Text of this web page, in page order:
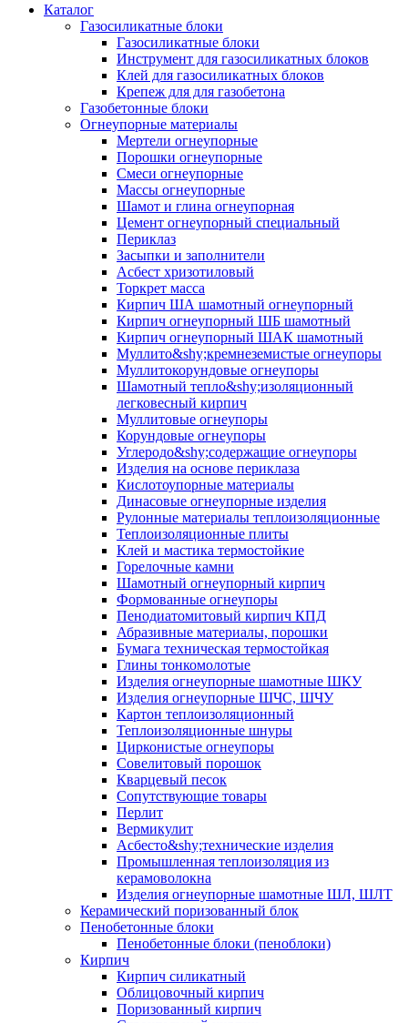
Каталог
Газосиликатные блоки
Газосиликатные блоки
Инструмент для газосиликатных блоков
Клей для газосиликатных блоков
Крепеж для для газобетона
Газобетонные блоки
Огнеупорные материалы
Мертели огнеупорные
Порошки огнеупорные
Смеси огнеупорные
Массы огнеупорные
Шамот и глина огнеупорная
Цемент огнеупорный специальный
Периклаз
Засыпки и заполнители
Асбест хризотиловый
Торкрет масса
Кирпич ША шамотный огнеупорный
Кирпич огнеупорный ШБ шамотный
Кирпич огнеупорный ШАК шамотный
Муллито&shy;­кремнеземистые огнеупоры
Муллито­корундовые огнеупоры
Шамотный тепло&shy;изоляционный
легковесный кирпич
Муллитовые огнеупоры
Корундовые огнеупоры
Углеродо&shy;содержащие огнеупоры
Изделия на основе периклаза
Кислотоупорные материалы
Динасовые огнеупорные изделия
Рулонные материалы теплоизоляционные
Тепло­изоляционные плиты
Клей и мастика термостойкие
Горелочные камни
Шамотный огнеупорный кирпич
Формованные огнеупоры
Пенодиатомитовый кирпич КПД
Абразивные материалы, порошки
Бумага техническая термостойкая
Глины тонкомолотые
Изделия огнеупорные шамотные ШКУ
Изделия огнеупорные ШЧС, ШЧУ
Картон теплоизоляционный
Теплоизоляционные шнуры
Цирконистые огнеупоры
Совелитовый порошок
Кварцевый песок
Сопутствующие товары
Перлит
Вермикулит
Асбесто&shy;технические изделия
Промышленная теплоизоляция из
керамоволокна
Изделия огнеупорные шамотные ШЛ, ШЛТ
Керамический поризованный блок
Пенобетонные блоки
Пенобетонные блоки (пеноблоки)
Кирпич
Кирпич силикатный
Облицовочный кирпич
Поризованный кирпич